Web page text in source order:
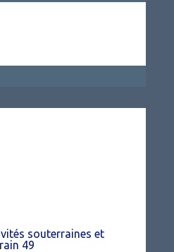
souterraines et
49